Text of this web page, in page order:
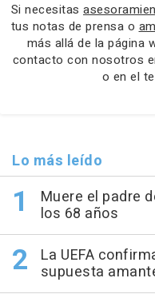
Si necesitas
tus notas de prensa o
más allá de la página
contacto con nosotros
o en el
Lo más leído
Muere el padre
los 68 años
La UEFA
supuesta